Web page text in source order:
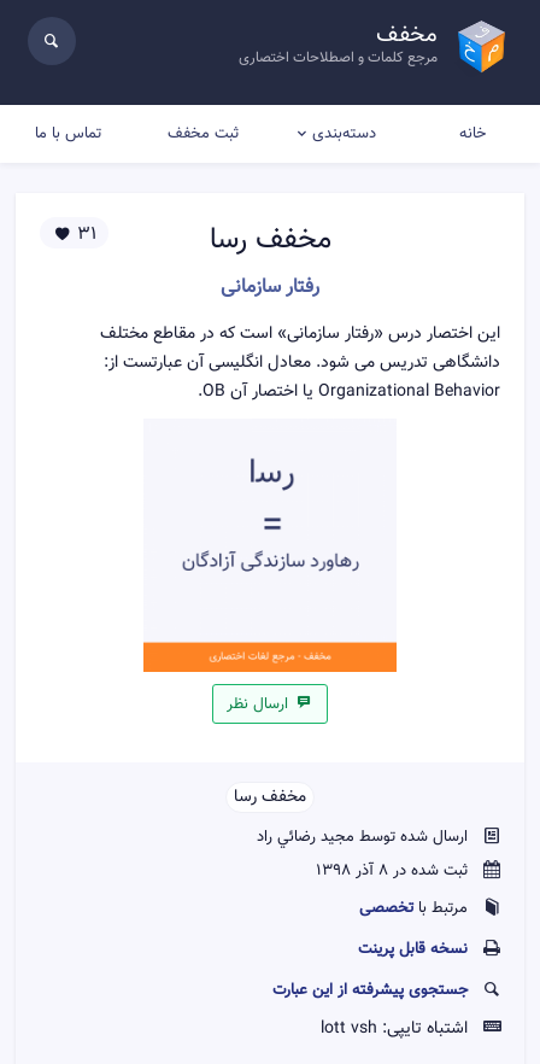
مخفف
مرجع کلمات و اصطلاحات اختصاری
خانه دسته‌بندی ثبت مخفف تماس با ما
مخفف رسا
رفتار سازمانی
31
اين اختصار درس «رفتار سازمانی» است كه در مقاطع مختلف
دانشگاهی تدریس می شود. معادل انگليسی آن عبارتست از:
Organizational Behavior يا اختصار آن OB.
ارسال نظر
مخفف رسا
ارسال شده توسط مجيد رضائي راد
ثبت شده در 8 آذر 1398
مرتبط باتخصصی
نسخه قابل پرينت
جستجوی پیشرفته از این عبارت
اشتباه تایپی: lott vsh